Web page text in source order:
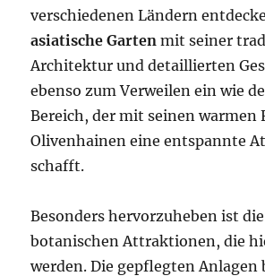
verschiedenen Ländern
asiatische Garten mit seiner
Architektur und detaillierten
ebenso zum Verweilen ein wie
Bereich, der mit seinen warmen
Olivenhainen eine entspannte
schafft.
Besonders hervorzuheben ist
botanischen Attraktionen, die
werden. Die gepflegten Anlagen